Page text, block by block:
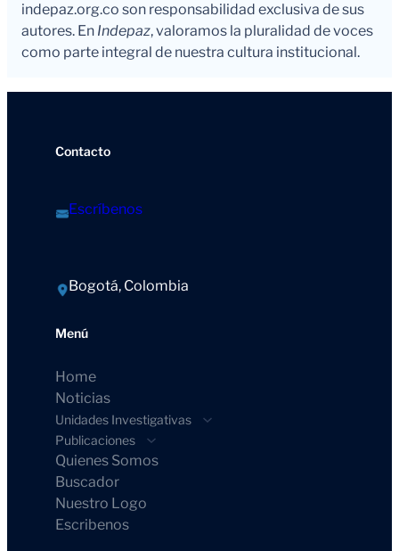
indepaz.org.co son responsabilidad exclusiva de sus
autores. En Indepaz, valoramos la pluralidad de voces
como parte integral de nuestra cultura institucional.
Contacto
Escríbenos
Bogotá, Colombia
Menú
Home
Noticias
Unidades Investigativas
Publicaciones
Quienes Somos
Buscador
Nuestro Logo
Escribenos